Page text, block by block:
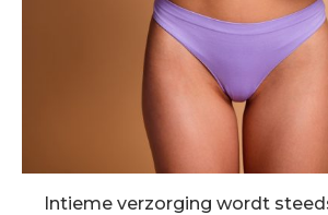
Intieme verzorging wordt